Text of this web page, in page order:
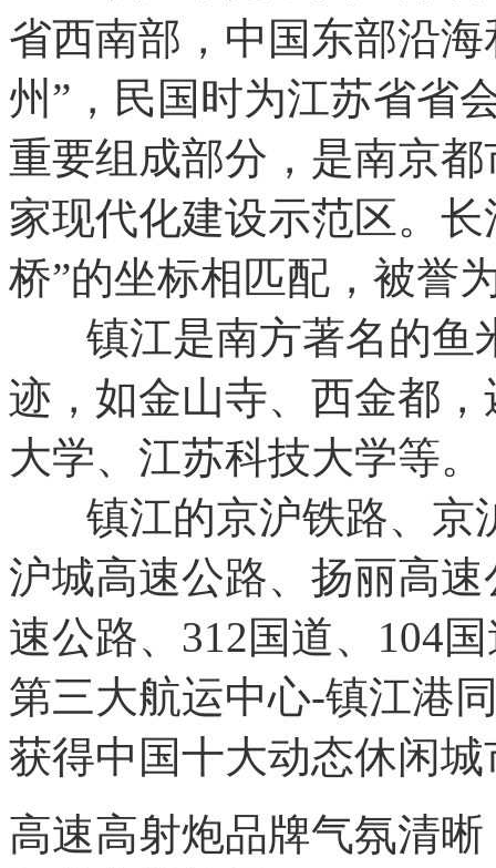
省西南部，中国东部沿
州”，民国时为江苏省省
重要组成部分，是南京
家现代化建设示范区。
桥”的坐标相匹配，被誉
镇江是南方著名的鱼
迹，如金山寺、西金都
大学、江苏科技大学等。
镇江的京沪铁路、京
沪城高速公路、扬丽高
速公路、312国道、104
第三大航运中心-镇江港
获得中国十大动态休闲
高速高射炮品牌气氛清